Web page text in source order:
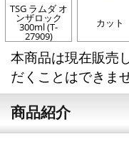
TSG ラムダ オ
ンザロック
300ml (T-
27909)
カット
本商品は現在販売
だくことはできませ
商品紹介